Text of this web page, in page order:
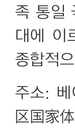
족 통일
대에 이
종합적
주소:
区国家